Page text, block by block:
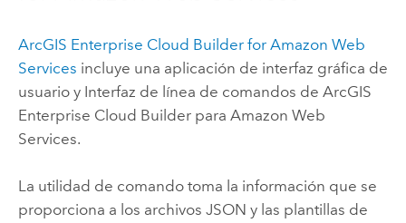
ArcGIS Enterprise Cloud Builder for Amazon Web
Services incluye una aplicación de interfaz gráfica de
usuario y Interfaz de línea de comandos de ArcGIS
Enterprise Cloud Builder para Amazon Web
Services.
La utilidad de comando toma la información que se
proporciona a los archivos JSON y las plantillas de